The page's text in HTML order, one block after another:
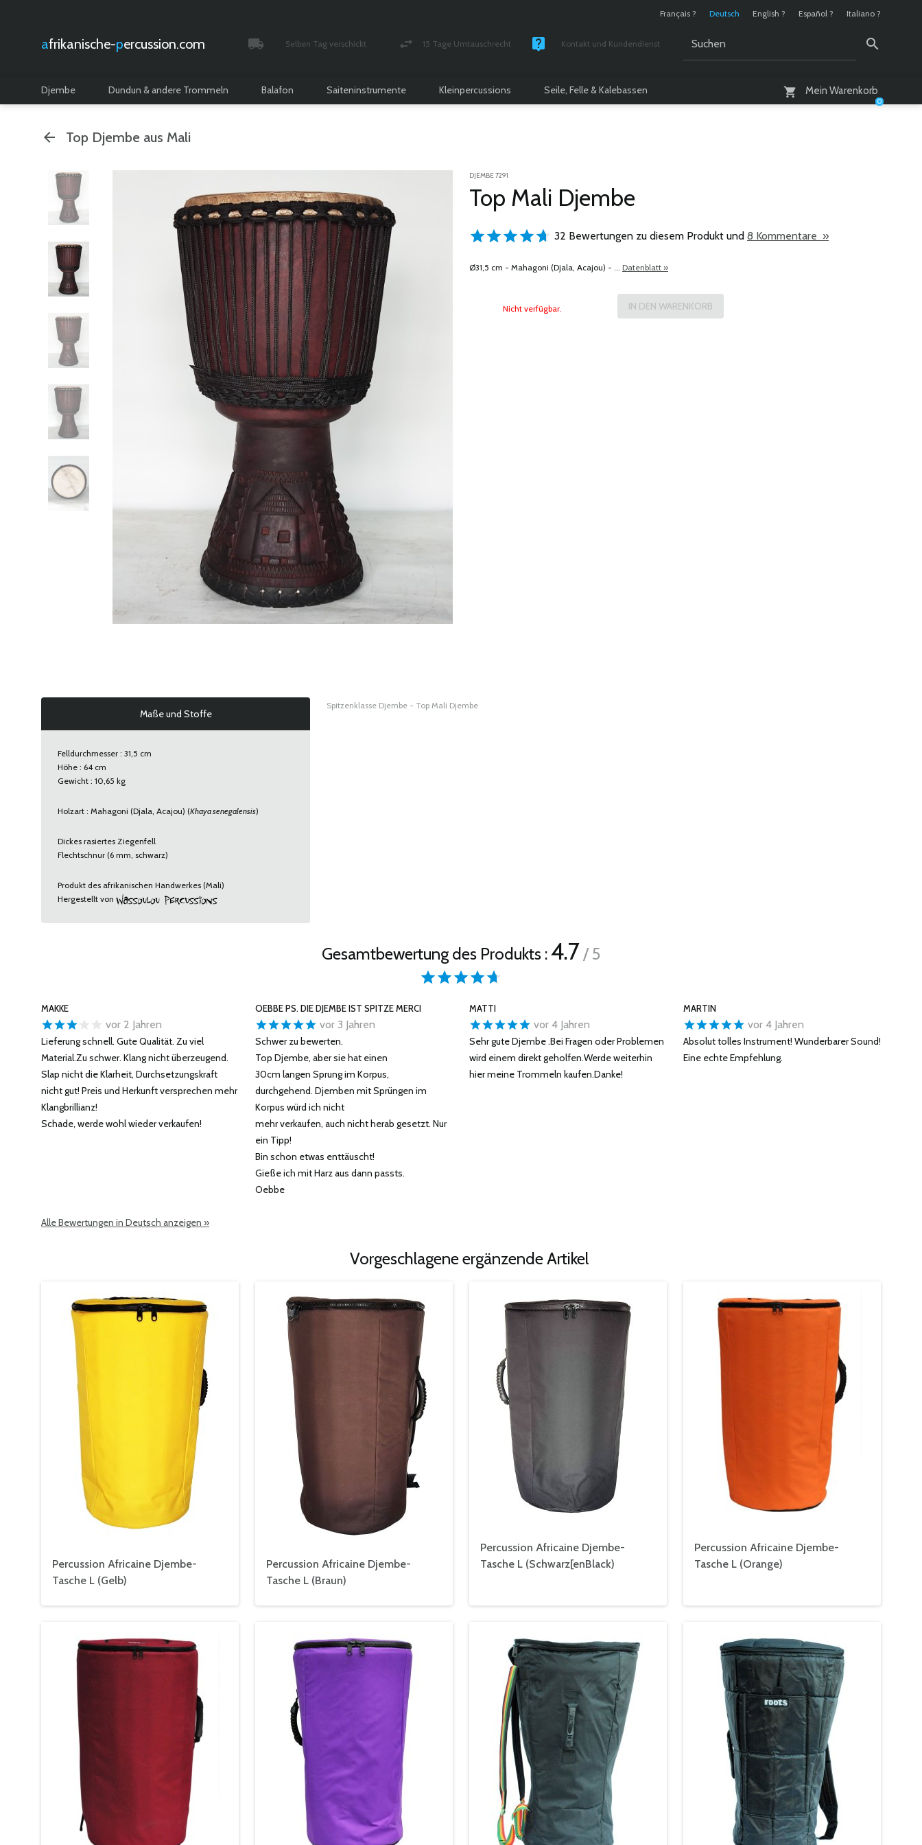
Français ? Deutsch English ? Español ? Italiano ?
afrikanische- percussion.com Selben Tag verschickt 15 Tage Umtauschrecht Kontakt und Kundendienst
Mein Warenkorb
0
Djembe Dundun & andere Trommeln Balafon Saiteninstrumente Kleinpercussions Seile, Felle & Kalebassen
Top Djembe aus Mali
DJEMBE 7291
Top Mali Djembe
32 Bewertungen zu diesem Produkt und 8 Kommentare »
Ø31,5 cm - Mahagoni (Djala, Acajou) - ... Datenblatt »
Nicht verfügbar.
Maße und Stoffe
Felldurchmesser : 31,5 cm
Höhe : 64 cm
Gewicht : 10,65 kg
Holzart : Mahagoni (Djala, Acajou) (Khaya senegalensis)
Dickes rasiertes Ziegenfell
Flechtschnur (6 mm, schwarz)
Produkt des afrikanischen Handwerkes (Mali)
Hergestellt von
Spitzenklasse Djembe - Top Mali Djembe
Gesamtbewertung des Produkts :4.7/ 5
MAKKE
vor 2 Jahren
Lieferung schnell. Gute Qualität. Zu viel
Material.Zu schwer. Klang nicht überzeugend.
Slap nicht die Klarheit, Durchsetzungskraft
nicht gut! Preis und Herkunft versprechen mehr
Klangbrillianz!
Schade, werde wohl wieder verkaufen!
OEBBE PS. DIE DJEMBE IST SPITZE MERCI
vor 3 Jahren
Schwer zu bewerten.
Top Djembe, aber sie hat einen
30cm langen Sprung im Korpus,
durchgehend. Djemben mit Sprüngen im
Korpus würd ich nicht
mehr verkaufen, auch nicht herab gesetzt. Nur
ein Tipp!
Bin schon etwas enttäuscht!
Gieße ich mit Harz aus dann passts.
Oebbe
MATTI
vor 4 Jahren
Sehr gute Djembe .Bei Fragen oder Problemen
wird einem direkt geholfen.Werde weiterhin
hier meine Trommeln kaufen.Danke!
MARTIN
vor 4 Jahren
Absolut tolles Instrument! Wunderbarer Sound!
Eine echte Empfehlung.
Alle Bewertungen in Deutsch anzeigen »
Vorgeschlagene ergänzende Artikel
Percussion Africaine Djembe-
Tasche L (Gelb)
Percussion Africaine Djembe-
Tasche L (Braun)
Percussion Africaine Djembe-
Tasche L (Schwarz[enBlack)
Percussion Africaine Djembe-
Tasche L (Orange)